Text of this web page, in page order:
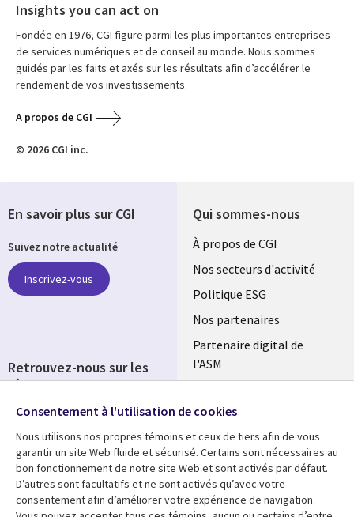
Insights you can act on
Fondée en 1976, CGI figure parmi les plus importantes entreprises
de services numériques et de conseil au monde. Nous sommes
guidés par les faits et axés sur les résultats afin d’accélérer le
rendement de vos investissements.
A propos de CGI
© 2026 CGI inc.
Qui sommes-nous
Useful
links
FRANCE
À propos de CGI
Nos secteurs d'activité
Politique ESG
Nos partenaires
Partenaire digital de
l'ASM
Fusions
Ressources
Articles
Support
Accessibilité
En savoir plus sur CGI
Suivez notre actualité
Inscrivez-vous
Retrouvez-nous sur les
réseaux
Social
Media
FRANCE
Consentement à l'utilisation de cookies
Nous utilisons nos propres témoins et ceux de tiers afin de vous
garantir un site Web fluide et sécurisé. Certains sont nécessaires au
bon fonctionnement de notre site Web et sont activés par défaut.
D’autres sont facultatifs et ne sont activés qu’avec votre
consentement afin d’améliorer votre expérience de navigation.